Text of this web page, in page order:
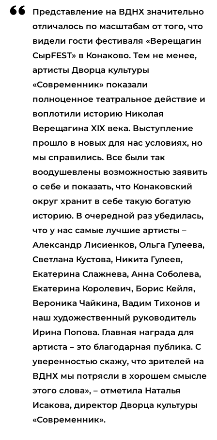
Представление на ВДНХ значительно
отличалось по масштабам от того, что
видели гости фестиваля «Верещагин
СырFEST» в Конаково. Тем не менее,
артисты Дворца культуры
«Современник» показали
полноценное театральное действие и
воплотили историю Николая
Верещагина XIX века. Выступление
прошло в новых для нас условиях, но
мы справились. Все были так
воодушевлены возможностью заявить
о себе и показать, что Конаковский
округ хранит в себе такую богатую
историю. В очередной раз убедилась,
что у нас самые лучшие артисты –
Александр Лисиенков, Ольга Гулеева,
Светлана Кустова, Никита Гулеев,
Екатерина Слажнева, Анна Соболева,
Екатерина Королевич, Борис Кейля,
Вероника Чайкина, Вадим Тихонов и
наш художественный руководитель
Ирина Попова. Главная награда для
артиста – это благодарная публика. С
уверенностью скажу, что зрителей на
ВДНХ мы потрясли в хорошем смысле
этого слова», – отметила Наталья
Исакова, директор Дворца культуры
«Современник».